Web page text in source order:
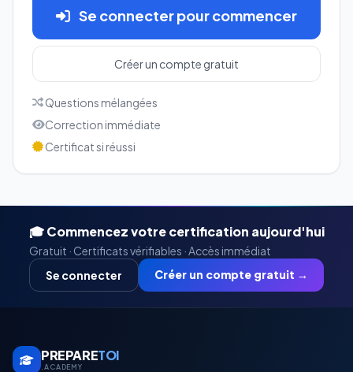
Se connecter pour commencer
Créer un compte gratuit
Questions mélangées
Correction immédiate
Certificat si réussi
🎓 Commencez votre certification aujourd'hui
Gratuit · Certificats vérifiables · Accès immédiat
Se connecter
Créer un compte gratuit →
PREPARETOI
.ACADEMY